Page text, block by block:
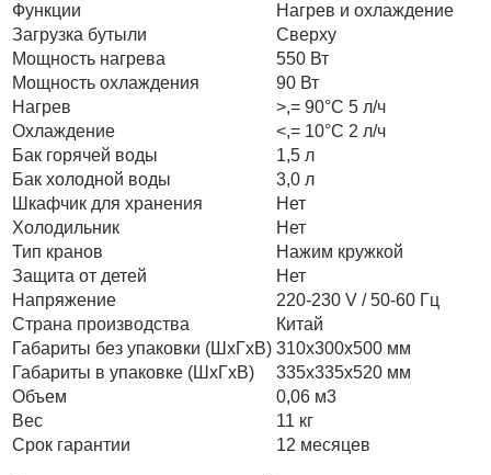
Функции
Нагрев и охлаждение
Загрузка бутыли
Сверху
Мощность нагрева
550 Вт
Мощность охлаждения
90 Вт
Нагрев
>,= 90°С 5 л/ч
Охлаждение
<,= 10°С 2 л/ч
Бак горячей воды
1,5 л
Бак холодной воды
3,0 л
Шкафчик для хранения
Нет
Холодильник
Нет
Тип кранов
Нажим кружкой
Защита от детей
Нет
Напряжение
220-230 V / 50-60 Гц
Страна производства
Китай
Габариты без упаковки (ШxГxВ) 310х300х500 мм
Габариты в упаковке (ШxГxВ)
335х335х520 мм
Объем
0,06 м3
Вес
11 кг
Срок гарантии
12 месяцев